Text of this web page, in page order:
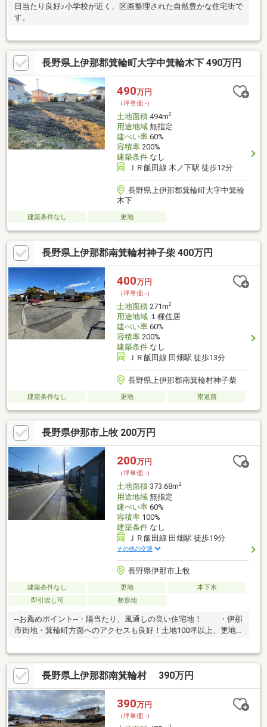
日当たり良好♪小学校が近く、区画整理された自然豊かな住宅街で
す。
長野県上伊那郡箕輪町大字中箕輪木下 490万円
490万円
（坪単価:-）
土地面積494m2
用途地域無指定
建ぺい率60%
容積率200%
建築条件なし
ＪＲ飯田線 木ノ下駅 徒歩12分
長野県上伊那郡箕輪町大字中箕輪
木下
建築条件なし 更地
長野県上伊那郡南箕輪村神子柴 400万円
400万円
（坪単価:-）
土地面積271m2
用途地域１種住居
建ぺい率60%
容積率200%
建築条件なし
ＪＲ飯田線 田畑駅 徒歩13分
長野県上伊那郡南箕輪村神子柴
建築条件なし 更地 南道路
長野県伊那市上牧 200万円
200万円
（坪単価:-）
土地面積373.68m2
用途地域無指定
建ぺい率60%
容積率100%
建築条件なし
ＪＲ飯田線 田畑駅 徒歩19分
その他の交通
長野県伊那市上牧
建築条件なし 更地
本下水
即引渡し可
整形地
--お薦めポイント--・陽当たり、風通しの良い住宅地！ ・伊那
市街地・箕輪町方面へのアクセスも良好！土地100坪以上、更地
渡し、整形地、田園風景、平坦地
長野県上伊那郡南箕輪村 390万円
390万円
（坪単価:-）